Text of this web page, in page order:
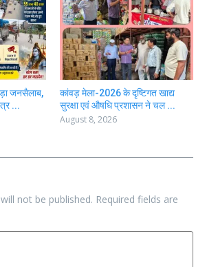
जनसैलाब,
...
कांवड़ मेला-2026 के दृष्टिगत खाद्य
सुरक्षा एवं औषधि प्रशासन ने चल ...
August 8, 2026
not be published. Required fields are